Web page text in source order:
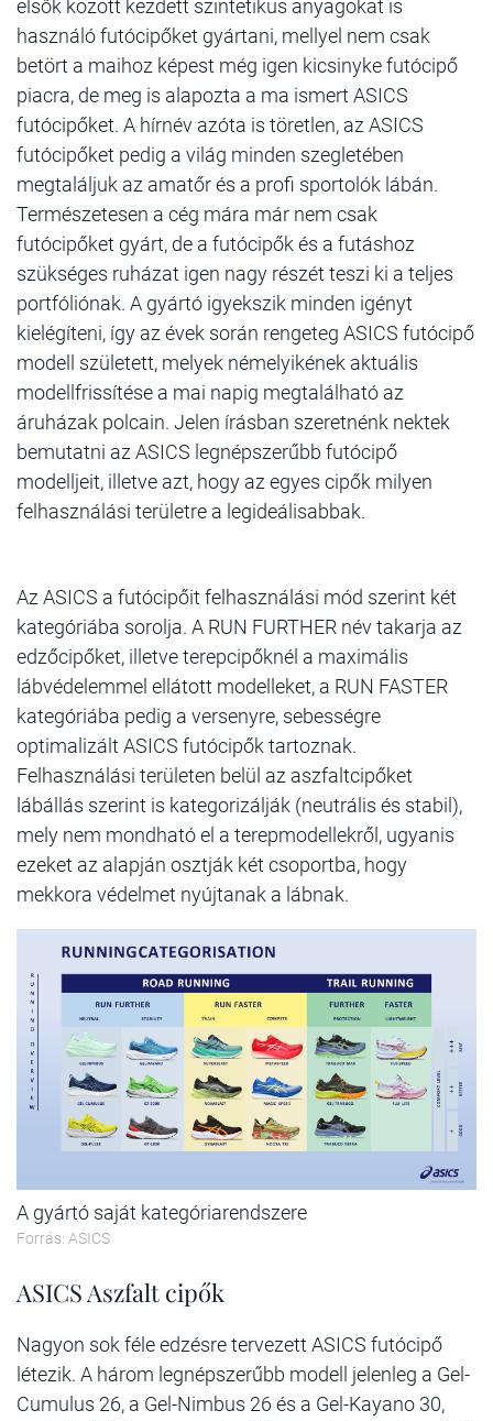
elsők között kezdett szintetikus anyagokat is
használó futócipőket gyártani, mellyel nem csak
betört a maihoz képest még igen kicsinyke futócipő
piacra, de meg is alapozta a ma ismert ASICS
futócipőket. A hírnév azóta is töretlen, az ASICS
futócipőket pedig a világ minden szegletében
megtaláljuk az amatőr és a profi sportolók lábán.
Természetesen a cég mára már nem csak
futócipőket gyárt, de a futócipők és a futáshoz
szükséges ruházat igen nagy részét teszi ki a teljes
portfóliónak. A gyártó igyekszik minden igényt
kielégíteni, így az évek során rengeteg ASICS futócipő
modell született, melyek némelyikének aktuális
modellfrissítése a mai napig megtalálható az
áruházak polcain. Jelen írásban szeretnénk nektek
bemutatni az ASICS legnépszerűbb futócipő
modelljeit, illetve azt, hogy az egyes cipők milyen
felhasználási területre a legideálisabbak.
Az ASICS a futócipőit felhasználási mód szerint két
kategóriába sorolja. A RUN FURTHER név takarja az
edzőcipőket, illetve terepcipőknél a maximális
lábvédelemmel ellátott modelleket, a RUN FASTER
kategóriába pedig a versenyre, sebességre
optimalizált ASICS futócipők tartoznak.
Felhasználási területen belül az aszfaltcipőket
lábállás szerint is kategorizálják (neutrális és stabil),
mely nem mondható el a terepmodellekről, ugyanis
ezeket az alapján osztják két csoportba, hogy
mekkora védelmet nyújtanak a lábnak.
A gyártó saját kategóriarendszere
Forrás: ASICS
ASICS Aszfalt cipők
Nagyon sok féle edzésre tervezett ASICS futócipő
létezik. A három legnépszerűbb modell jelenleg a Gel-
Cumulus 26, a Gel-Nimbus 26 és a Gel-Kayano 30,